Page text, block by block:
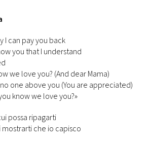
I can pay you back
you that I understand
we love you? (And dear Mama)
one above you (You are appreciated)
know we love you?»
possa ripagarti
mostrarti che io capisco